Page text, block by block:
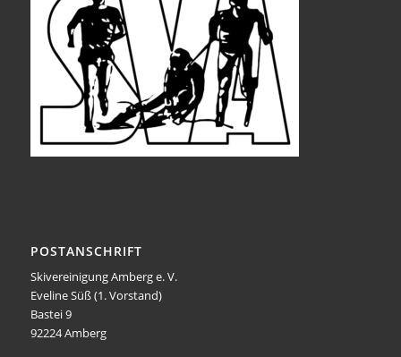
POSTANSCHRIFT
Skivereinigung Amberg e. V.
Eveline Süß (1. Vorstand)
Bastei 9
92224 Amberg